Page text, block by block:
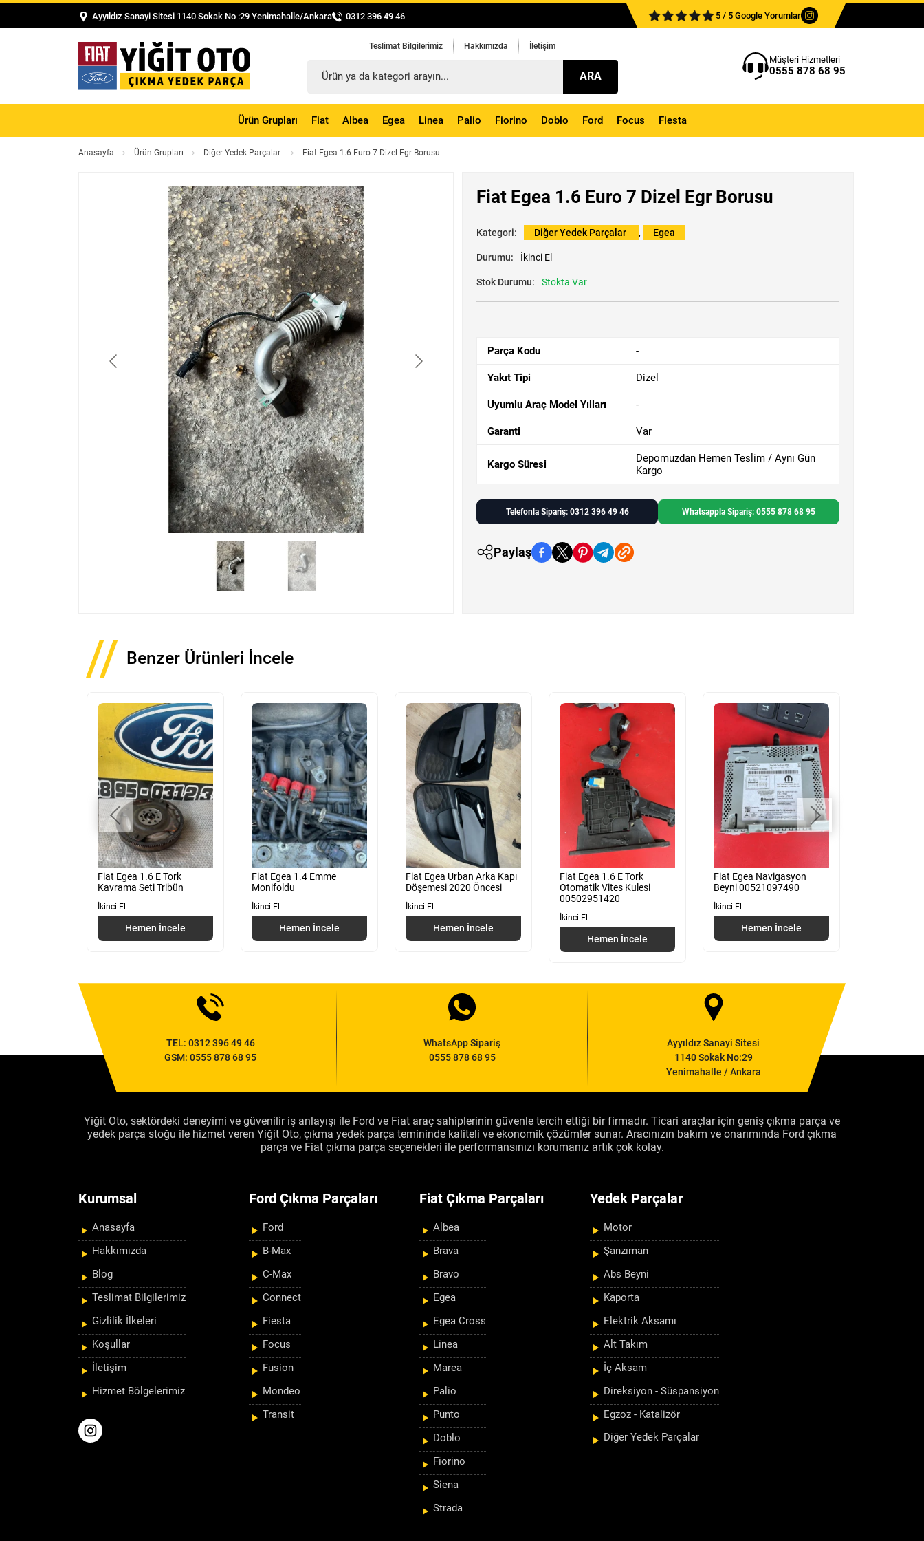
Ayyıldız Sanayi Sitesi 1140 Sokak No :29 Yenimahalle/Ankara 0312 396 49 46 5 / 5 Google Yorumlar
Teslimat Bilgilerimiz Hakkımızda İletişim
ARA
Müşteri Hizmetleri
0555 878 68 95
Ürün Grupları Fiat Albea Egea Linea Palio Fiorino Doblo Ford Focus Fiesta
Anasayfa Ürün Grupları Diğer Yedek Parçalar Fiat Egea 1.6 Euro 7 Dizel Egr Borusu
Fiat Egea 1.6 Euro 7 Dizel Egr Borusu
Kategori: Diğer Yedek Parçalar , Egea
Durumu: İkinci El
Stok Durumu: Stokta Var
Parça Kodu -
Yakıt Tipi Dizel
Uyumlu Araç Model Yılları -
Garanti Var
Kargo Süresi
Depomuzdan Hemen Teslim / Aynı Gün
Kargo
Telefonla Sipariş: 0312 396 49 46 Whatsappla Sipariş: 0555 878 68 95
Paylaş
Benzer Ürünleri İncele
Fiat Egea 1.6 E Tork
Kavrama Seti Tribün
İkinci El
Hemen İncele
Fiat Egea 1.4 Emme
Monifoldu
İkinci El
Hemen İncele
Fiat Egea Urban Arka Kapı
Döşemesi 2020 Öncesi
İkinci El
Hemen İncele
Fiat Egea 1.6 E Tork
Otomatik Vites Kulesi
00502951420
İkinci El
Hemen İncele
Fiat Egea Navigasyon
Beyni 00521097490
İkinci El
Hemen İncele
TEL: 0312 396 49 46
GSM:0555 878 68 95
WhatsApp Sipariş
0555 878 68 95
Ayyıldız Sanayi Sitesi
1140 Sokak No:29
Yenimahalle / Ankara
Yiğit Oto, sektördeki deneyimi ve güvenilir iş anlayışı ile Ford ve Fiat araç sahiplerinin güvenle tercih ettiği bir firmadır. Ticari araçlar için geniş çıkma parça ve
yedek parça stoğu ile hizmet veren Yiğit Oto, çıkma yedek parça temininde kaliteli ve ekonomik çözümler sunar. Aracınızın bakım ve onarımında Ford çıkma
parça ve Fiat çıkma parça seçenekleri ile performansınızı korumanız artık çok kolay.
Kurumsal
Anasayfa
Hakkımızda
Blog
Teslimat Bilgilerimiz
Gizlilik İlkeleri
Koşullar
İletişim
Hizmet Bölgelerimiz
Ford Çıkma Parçaları
Ford
B-Max
C-Max
Connect
Fiesta
Focus
Fusion
Mondeo
Transit
Fiat Çıkma Parçaları
Albea
Brava
Bravo
Egea
Egea Cross
Linea
Marea
Palio
Punto
Doblo
Fiorino
Siena
Strada
Yedek Parçalar
Motor
Şanzıman
Abs Beyni
Kaporta
Elektrik Aksamı
Alt Takım
İç Aksam
Direksiyon - Süspansiyon
Egzoz - Katalizör
Diğer Yedek Parçalar